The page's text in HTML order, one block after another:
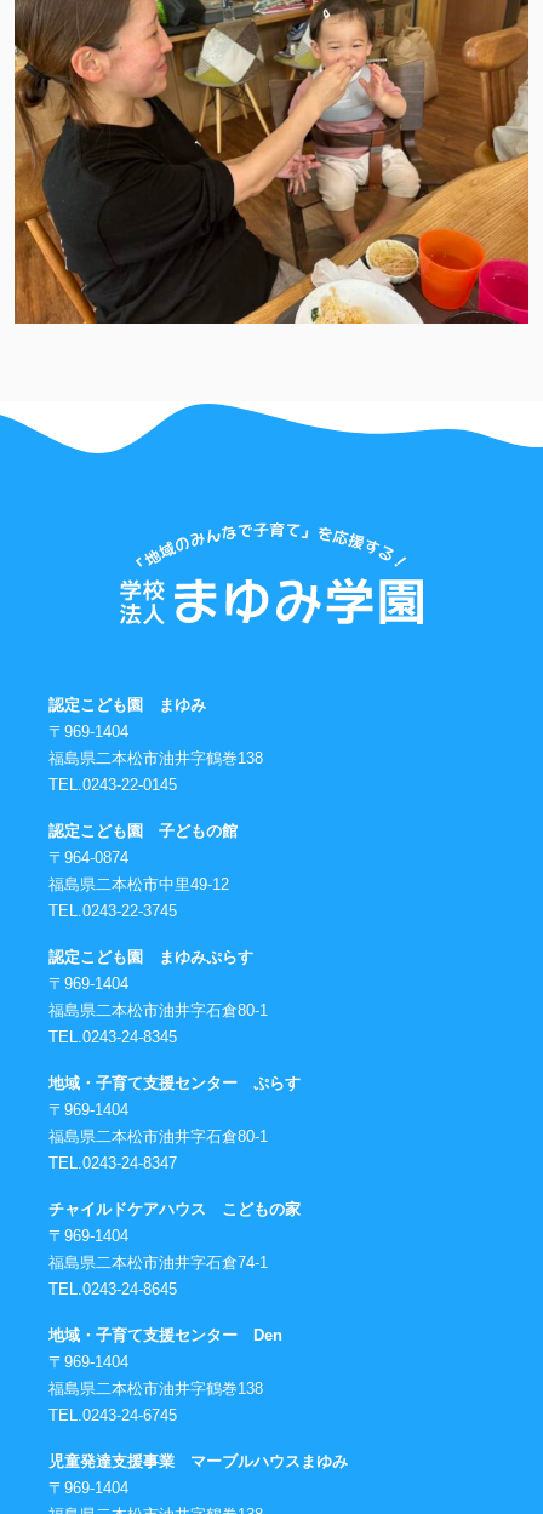
認定こども園 まゆみ
〒969-1404
福島県二本松市油井字鶴巻138
TEL.0243-22-0145
認定こども園 子どもの館
〒964-0874
福島県二本松市中里49-12
TEL.0243-22-3745
認定こども園 まゆみぷらす
〒969-1404
福島県二本松市油井字石倉80-1
TEL.0243-24-8345
地域・子育て支援センター ぷらす
〒969-1404
福島県二本松市油井字石倉80-1
TEL.0243-24-8347
チャイルドケアハウス こどもの家
〒969-1404
福島県二本松市油井字石倉74-1
TEL.0243-24-8645
地域・子育て支援センター Den
〒969-1404
福島県二本松市油井字鶴巻138
TEL.0243-24-6745
児童発達支援事業 マーブルハウスまゆみ
〒969-1404